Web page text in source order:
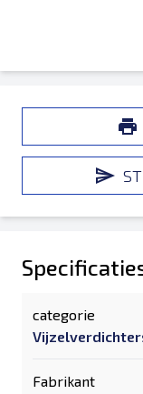
categorie
Fabrikant